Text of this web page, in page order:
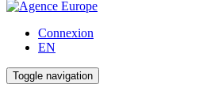
Connexion
EN
Toggle navigation